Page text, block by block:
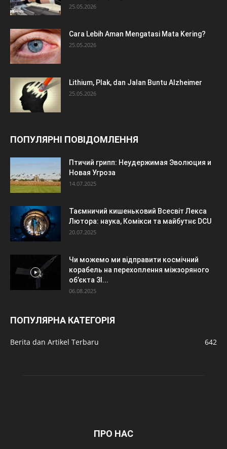
25.05.2026
Cara Lebih Aman Mengatasi Mata Kering?
25.05.2026
Lithium, Plak, dan Jalan Buntu Alzheimer
25.05.2026
ПОПУЛЯРНІ ПОВІДОМЛЕННЯ
Птичий грипп: Неудержимая Эволюция и
Новая Угроза
14.07.2025
Таємничий кишеньковий Всесвіт Лекса
Лютора: наука, Комікси та майбутнє DCU
20.07.2025
Чи можемо ми відправити космічний
корабель на перехоплення міжзоряного
об’єкта 3I...
06.08.2025
ПОПУЛЯРНА КАТЕГОРІЯ
Berita dan Artikel Terbaru 642
ПРО НАС